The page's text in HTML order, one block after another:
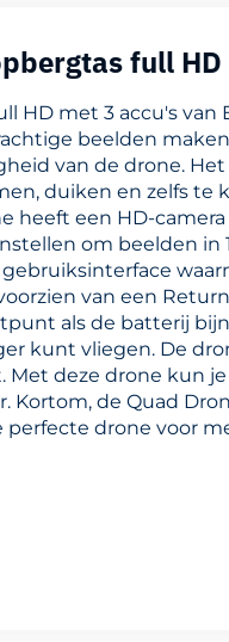
full
HD met 3 accu's van
beelden
van de drone.
duiken en zelfs te
heeft een HD-
om beelden in
van een
als de batterij
kunt vliegen. De
Met deze drone kun
de Quad
drone voor